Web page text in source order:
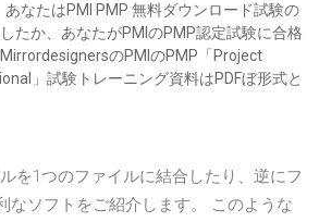
なたはPMI PMP 無料ダウンロード試験の
たか、あなたがPMIのPMP認定試験に合格
のPMIのPMP「Project
」試験トレーニング資料はPDFぼ形式と
を1つのファイルに結合したり、逆にフ
なソフトをご紹介します。 このような